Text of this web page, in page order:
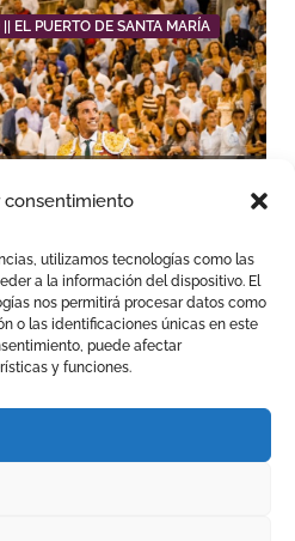
consentimiento
utilizamos tecnologías como las
a la información del dispositivo. El
nos permitirá procesar datos como
o las identificaciones únicas en este
puede afectar
y funciones.
EL PUERTO DE SANTA MARÍA
sale a
mayor